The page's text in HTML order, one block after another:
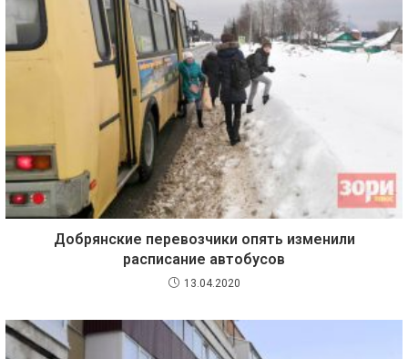
Добрянские перевозчики опять изменили
расписание автобусов
13.04.2020